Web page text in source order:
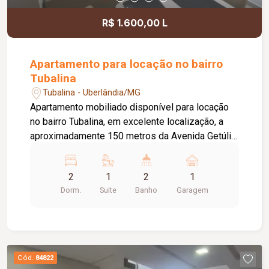
R$ 1.600,00 L
Apartamento para locação no bairro
Tubalina
Tubalina - Uberlândia/MG
Apartamento mobiliado disponível para locação
no bairro Tubalina, em excelente localização, a
aproximadamente 150 metros da Avenida Getúlio
eletrônicos, fechadura eletrônica, 01 vaga de
estacionamento com excelente posicionamento
e sol da manhã, sala em 02 ambientes mobiliada
de solteiro e 01 suíte com cama de casal. Possui
banheiro da suíte com box, chuveiro e espelho,
2
Dorm.
1
Suite
2
Banho
1
Garagem
Cód. 84822